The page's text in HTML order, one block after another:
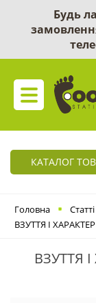
Будь
КАТАЛОГ
Головна
Статті
ВЗУТТЯ І
ВЗУТТЯ